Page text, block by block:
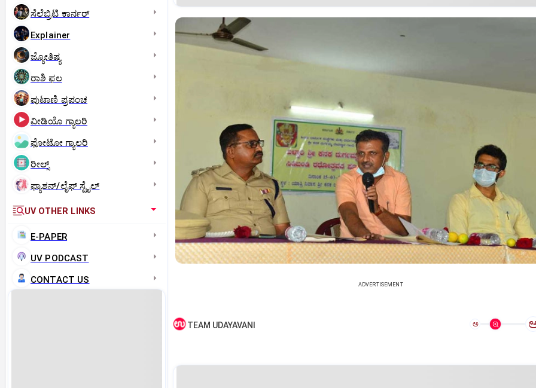
ಸೆಲೆಬ್ರಿಟಿ ಕಾರ್ನರ್‌
Explainer
ಜ್ಯೋತಿಷ್ಯ
ರಾಶಿ ಫಲ
ಪುಟಾಣಿ ಪ್ರಪಂಚ
ವೀಡಿಯೊ ಗ್ಯಾಲರಿ
ಫೋಟೋ ಗ್ಯಾಲರಿ
ರೀಲ್ಸ್
ಫ್ಯಾಶನ್/ಲೈಫ್‌ ಸ್ಟೈಲ್
UV OTHER LINKS
E-PAPER
UV PODCAST
CONTACT US
ADVERTISEMENT
TEAM UDAYAVANI ಅ